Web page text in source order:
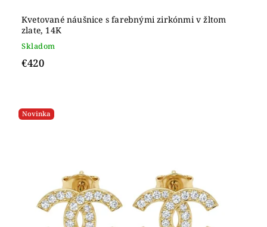
Kvetované náušnice s farebnými zirkónmi v žltom
zlate, 14K
Skladom
€420
Novinka